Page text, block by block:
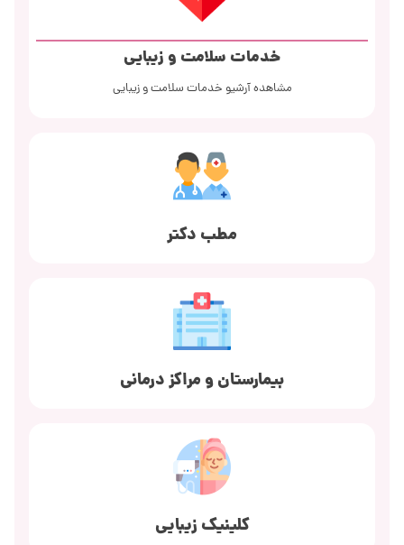
خدمات سلامت و زیبایی
مشاهده آرشیو خدمات سلامت و زیبایی
مطب دکتر
بیمارستان و مراکز درمانی
کلینیک زیبایی